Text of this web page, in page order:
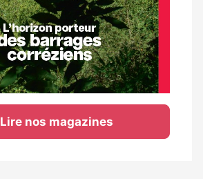
Lire nos magazines